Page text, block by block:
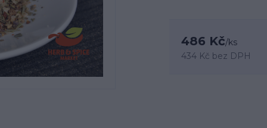
486 Kč/ks
434 Kč bez DPH